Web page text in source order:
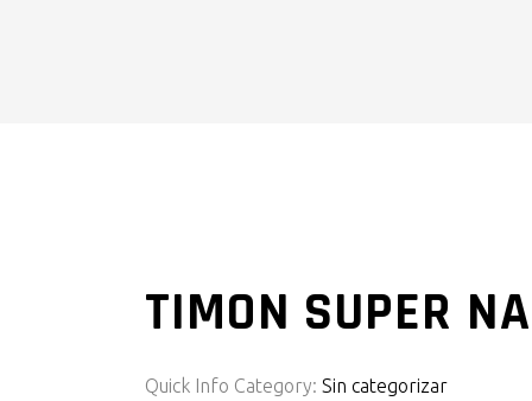
TIMON SUPER
Quick Info Category: Sin categorizar